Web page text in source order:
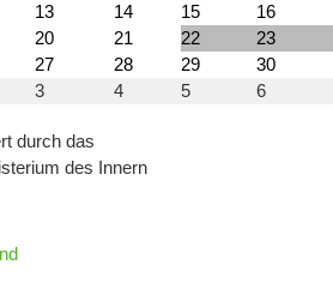
13 14 15
16
20 21 22
23
27 28 29
30
3 4 5 6